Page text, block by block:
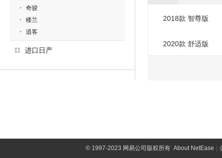
奇骏
楼兰
逍客
进口日产
2018款 智尊版
2020款 舒适版
©1997-2023 网易公司版权所有 About NetEase